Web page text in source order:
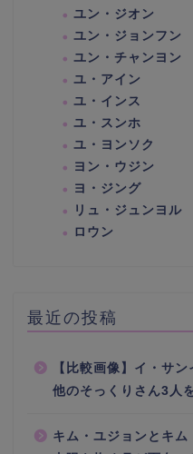
ユン・ジオン
ユン・ジョンフン
ユン・チャンヨン
ユ・アイン
ユ・インス
ユ・スンホ
ユ・ヨンソク
ヨン・ウジン
ヨ・ジング
リュ・ジュンヨル
ロウン
最近の投稿
【比較画像】イ・サ
他のそっくりさん3人
キム・ユジョンとキ